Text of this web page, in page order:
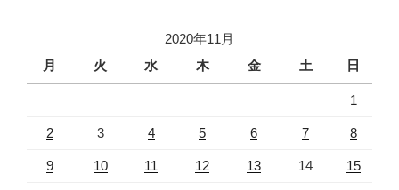
2020年11月
月
火 水 木 金 土 日
1
2 3 4 5 6 7 8
9 10 11 12 13 14 15